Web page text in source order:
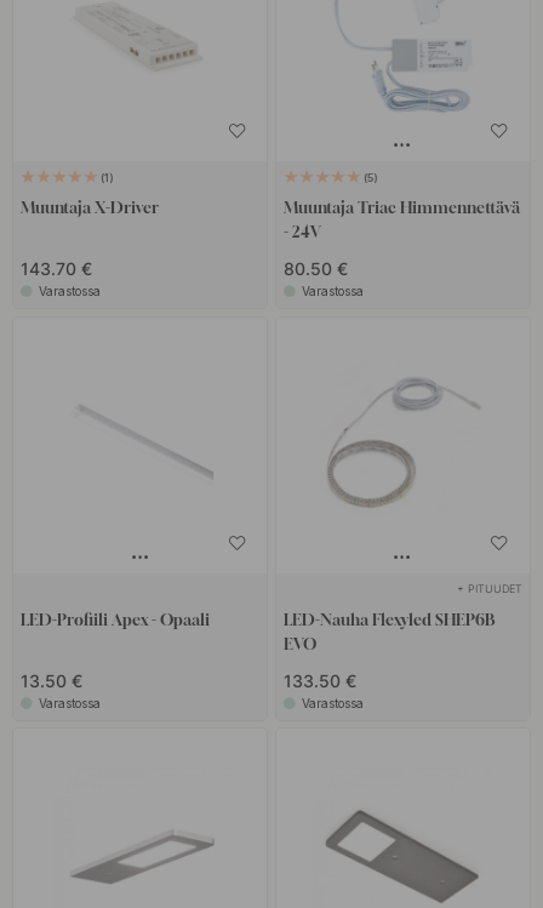
1
Muuntaja X-Driver
143.70 €
Varastossa
5
Muuntaja Triac Himmennettävä
- 24V
80.50 €
Varastossa
LED-Profiili Apex - Opaali
13.50 €
Varastossa
+ PITUUDET
LED-Nauha Flexyled SHEP6B
EVO
133.50 €
Varastossa